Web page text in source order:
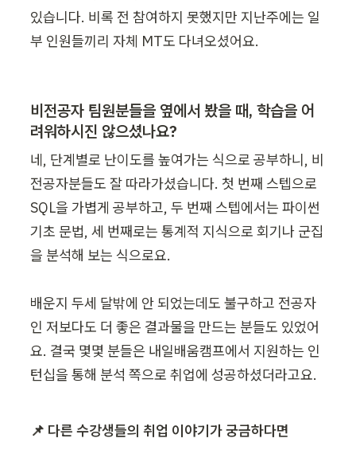
있습니다. 비록 전 참여하지 못했지만 지난주에는 일
부 인원들끼리 자체 MT도 다녀오셨어요.
비전공자 팀원분들을 옆에서 봤을 때, 학습을 어
려워하시진 않으셨나요?
네, 단계별로 난이도를 높여가는 식으로 공부하니, 비
전공자분들도 잘 따라가셨습니다. 첫 번째 스텝으로
SQL을 가볍게 공부하고, 두 번째 스텝에서는 파이썬
기초 문법, 세 번째로는 통계적 지식으로 회기나 군집
을 분석해 보는 식으로요.
배운지 두세 달밖에 안 되었는데도 불구하고 전공자
인 저보다도 더 좋은 결과물을 만드는 분들도 있었어
요. 결국 몇몇 분들은 내일배움캠프에서 지원하는 인
턴십을 통해 분석 쪽으로 취업에 성공하셨더라고요.
📌 다른 수강생들의 취업 이야기가 궁금하다면